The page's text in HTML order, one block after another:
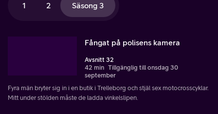
1 2 Säsong 3
Fångat på polisens kamera
Avsnitt 32
42 min Tillgänglig till onsdag 30
september
Fyra män bryter sig in i en butik i Trelleborg och stjäl sex motocrosscyklar.
Mitt under stölden måste de ladda vinkelslipen.